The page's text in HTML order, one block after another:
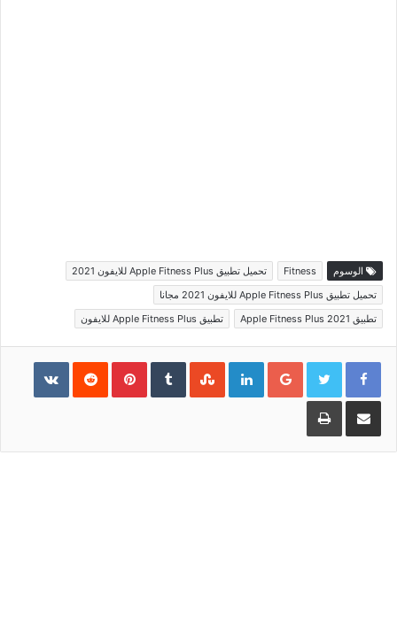
الوسوم Fitness
تحميل تطبيق Apple Fitness Plus للايفون 2021
تحميل تطبيق Apple Fitness Plus للايفون 2021 مجانا
تطبيق Apple Fitness Plus 2021
تطبيق Apple Fitness Plus للايفون
Google+
LinkedIn
Pinterest
مشاركة عبر البريد طباعة